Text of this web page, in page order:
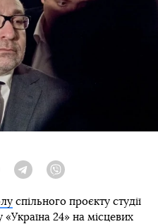
Twitter TelegramViber
спільного проєкту студії
24» на місцевих